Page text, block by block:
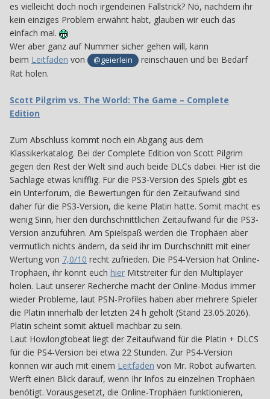
es vielleicht doch noch irgendeinen Fallstrick? Nö, nachdem ihr
kein einziges Problem erwähnt habt, glauben wir euch das
einfach mal.
Wer aber ganz auf Nummer sicher gehen will, kann
beim Leitfaden von @geierlein
reinschauen und bei Bedarf
Rat holen.
Scott Pilgrim vs. The World: The Game – Complete
Edition
Zum Abschluss kommt noch ein Abgang aus dem
Klassikerkatalog. Bei der Complete Edition von Scott Pilgrim
gegen den Rest der Welt sind auch beide DLCs dabei. Hier ist die
Sachlage etwas knifflig. Für die PS3-Version des Spiels gibt es
ein Unterforum, die Bewertungen für den Zeitaufwand sind
daher für die PS3-Version, die keine Platin hatte. Somit macht es
wenig Sinn, hier den durchschnittlichen Zeitaufwand für die PS3-
Version anzuführen. Am Spielspaß werden die Trophäen aber
vermutlich nichts ändern, da seid ihr im Durchschnitt mit einer
Wertung von 7,0/10 recht zufrieden. Die PS4-Version hat Online-
Trophäen, ihr könnt euch hier Mitstreiter für den Multiplayer
holen. Laut unserer Recherche macht der Online-Modus immer
wieder Probleme, laut PSN-Profiles haben aber mehrere Spieler
die Platin innerhalb der letzten 24 h geholt (Stand 23.05.2026).
Platin scheint somit aktuell machbar zu sein.
Laut Howlongtobeat liegt der Zeitaufwand für die Platin + DLCS
für die PS4-Version bei etwa 22 Stunden. Zur PS4-Version
können wir auch mit einem Leitfaden von Mr. Robot aufwarten.
Werft einen Blick darauf, wenn Ihr Infos zu einzelnen Trophäen
benötigt. Vorausgesetzt, die Online-Trophäen funktionieren,